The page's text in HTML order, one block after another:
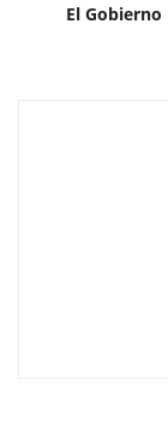
El Gobierno